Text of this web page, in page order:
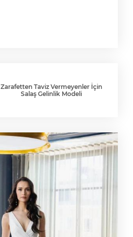
Zarafetten Taviz Vermeyenler İçin
Salaş Gelinlik Modeli